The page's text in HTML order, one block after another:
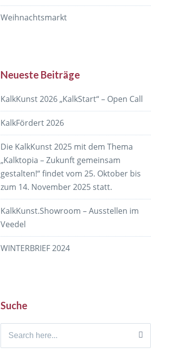
Weihnachtsmarkt
Neueste Beiträge
KalkKunst 2026 „KalkStart“ – Open Call
KalkFördert 2026
Die KalkKunst 2025 mit dem Thema
„Kalktopia – Zukunft gemeinsam
gestalten!“ findet vom 25. Oktober bis
zum 14. November 2025 statt.
KalkKunst.Showroom – Ausstellen im
Veedel
WINTERBRIEF 2024
Suche
Search